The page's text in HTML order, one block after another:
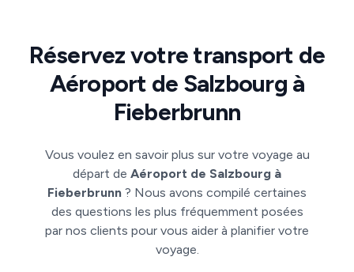
Réservez votre transport de
Aéroport de Salzbourg à
Fieberbrunn
Vous voulez en savoir plus sur votre voyage au
départ de Aéroport de Salzbourg à
Fieberbrunn ? Nous avons compilé certaines
des questions les plus fréquemment posées
par nos clients pour vous aider à planifier votre
voyage.